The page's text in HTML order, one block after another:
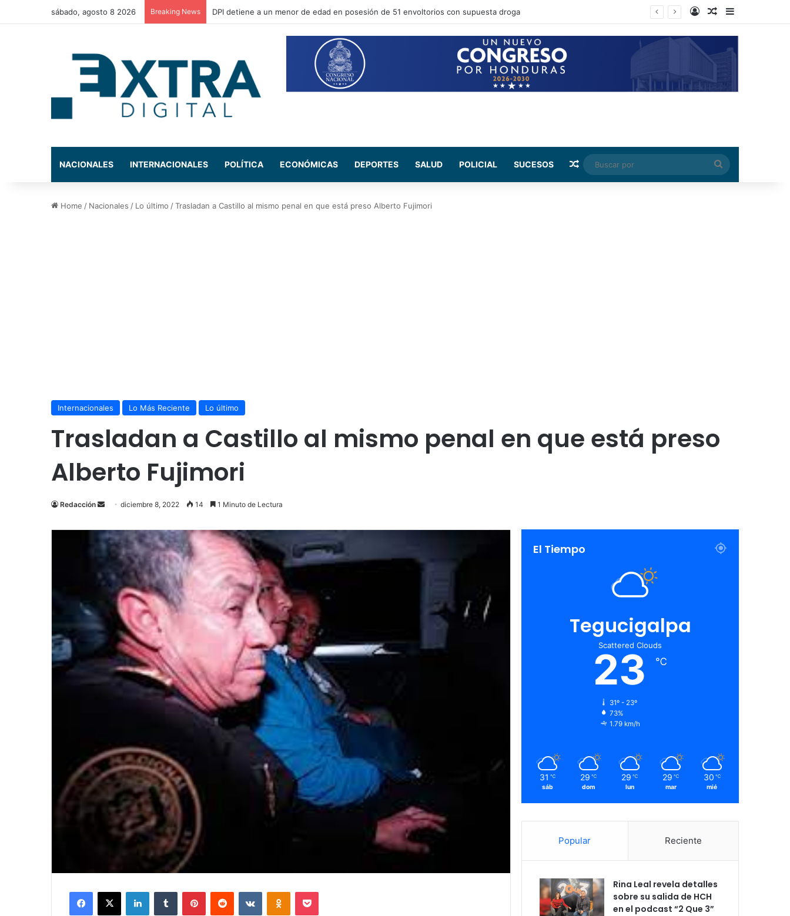
sábado, agosto 8 2026 Breaking News El presidente Nasry Asfura, participa en la toma de posesión del nuevo mandatario de Colombia Log InRandom Article
Sidebar
NACIONALES INTERNACIONALES POLÍTICA ECONÓMICAS DEPORTES SALUD POLICIAL SUCESOS Random Article
Buscar
por
Home / Nacionales / Lo último /Trasladan a Castillo al mismo penal en que está preso Alberto Fujimori
Internacionales Lo Más Reciente Lo último
Trasladan a Castillo al mismo penal en que está preso
Alberto Fujimori
Redacción
Send
email
diciembre 8, 2022 14 1 Minuto de Lectura
Facebook
X LinkedInTumblr PinterestReddit VKontakteOdnoklassniki
Pocket
El Tiempo
Tegucigalpa
Scattered Clouds
23 ℃
31º - 23º
73%
1.79 km/h
31 ℃
sáb
29 ℃
dom
29 ℃
lun
29 ℃
mar
30 ℃
mié
Popular Reciente
Rina Leal revela detalles
sobre su salida de HCH
en el podcast “2 Que 3”